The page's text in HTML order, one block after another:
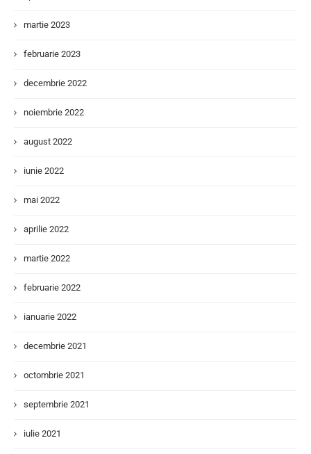
martie 2023
februarie 2023
decembrie 2022
noiembrie 2022
august 2022
iunie 2022
mai 2022
aprilie 2022
martie 2022
februarie 2022
ianuarie 2022
decembrie 2021
octombrie 2021
septembrie 2021
iulie 2021